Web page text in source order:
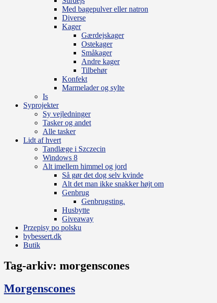
Med bagepulver eller natron
Diverse
Kager
Gærdejskager
Ostekager
Småkager
Andre kager
Tilbehør
Konfekt
Marmelader og sylte
Is
Syprojekter
Sy vejledninger
Tasker og andet
Alle tasker
Lidt af hvert
Tandlæge i Szczecin
Windows 8
Alt imellem himmel og jord
Så gør det dog selv kvinde
Alt det man ikke snakker højt om
Genbrug
Genbrugsting.
Husbytte
Giveaway
Przepisy po polsku
bybessert.dk
Butik
Tag-arkiv: morgenscones
Morgenscones